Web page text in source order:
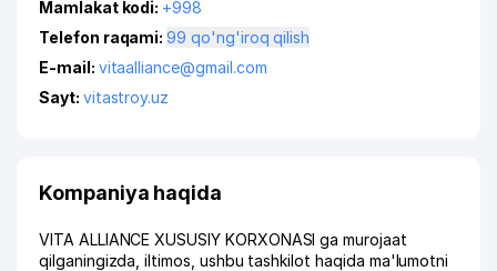
Mamlakat kodi: +998
Telefon raqami:
99 qo'ng'iroq qilish
E-mail: vitaalliance@gmail.com
Sayt: vitastroy.uz
Kompaniya haqida
VITA ALLIANCE XUSUSIY KORXONASI ga murojaat
qilganingizda, iltimos, ushbu tashkilot haqida ma'lumotni